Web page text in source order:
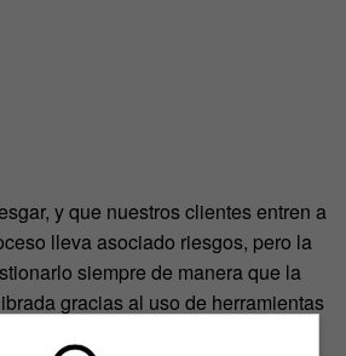
y que nuestros clientes entren a
lleva asociado riesgos, pero la
siempre de manera que la
gracias al uso de herramientas